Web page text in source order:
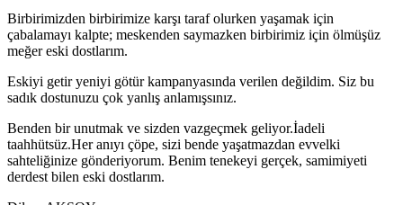
Birbirimizden birbirimize karşı taraf olurken yaşamak için
çabalamayı kalpte; meskenden saymazken birbirimiz için ölmüşüz
meğer eski dostlarım.
Eskiyi getir yeniyi götür kampanyasında verilen değildim. Siz bu
sadık dostunuzu çok yanlış anlamışsınız.
Benden bir unutmak ve sizden vazgeçmek geliyor.İadeli
taahhütsüz.Her anıyı çöpe, sizi bende yaşatmazdan evvelki
sahteliğinize gönderiyorum. Benim tenekeyi gerçek, samimiyeti
derdest bilen eski dostlarım.